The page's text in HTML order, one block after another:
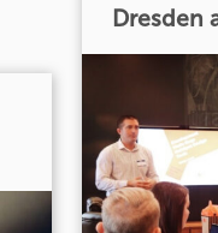
Dresden